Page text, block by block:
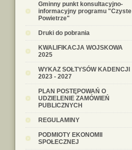
Gminny punkt konsultacyjno-
informacyjny programu "Czyste
Powietrze"
Druki do pobrania
KWALIFIKACJA WOJSKOWA
2025
WYKAZ SOŁTYSÓW KADENCJI
2023 - 2027
PLAN POSTĘPOWAŃ O
UDZIELENIE ZAMÓWIEŃ
PUBLICZNYCH
REGULAMINY
PODMIOTY EKONOMII
SPOŁECZNEJ